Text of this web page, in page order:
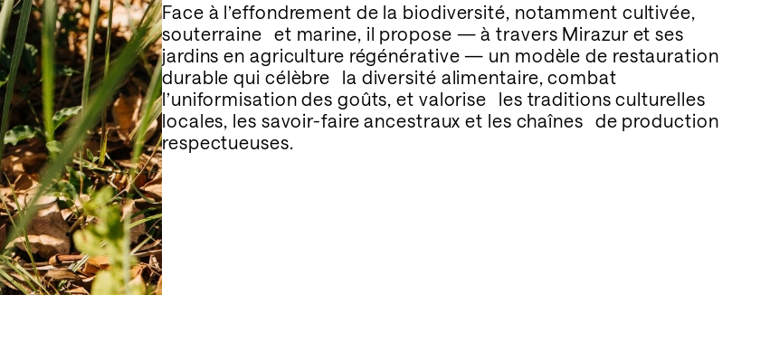
Face à l’effondrement de la biodiversité, notamment cultivée,
souterraine et marine, il propose — à travers Mirazur et ses
jardins en agriculture régénérative — un modèle de restauration
durable qui célèbre la diversité alimentaire, combat
l’uniformisation des goûts, et valorise les traditions culturelles
locales, les savoir-faire ancestraux et les chaînes de production
respectueuses.